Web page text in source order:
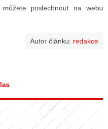
poslechnout na webu
Autor článku: redakce